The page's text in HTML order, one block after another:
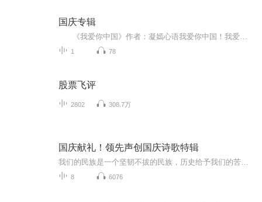
国庆专辑
1 78
股票飞评
2802 308.7万
国庆献礼！领先声创国庆诗歌特辑
8 6076